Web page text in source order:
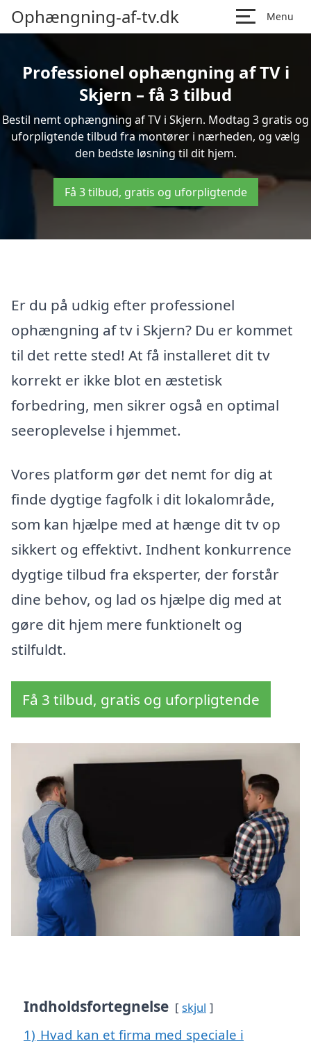
Ophængning-af-tv.dk Menu
Professionel ophængning af TV i
Skjern – få 3 tilbud
Bestil nemt ophængning af TV i Skjern. Modtag 3 gratis og
uforpligtende tilbud fra montører i nærheden, og vælg
den bedste løsning til dit hjem.
Få 3 tilbud, gratis og uforpligtende
Er du på udkig efter professionel
ophængning af tv i Skjern? Du er kommet
til det rette sted! At få installeret dit tv
korrekt er ikke blot en æstetisk
forbedring, men sikrer også en optimal
seeroplevelse i hjemmet.
Vores platform gør det nemt for dig at
finde dygtige fagfolk i dit lokalområde,
som kan hjælpe med at hænge dit tv op
sikkert og effektivt. Indhent konkurrence
dygtige tilbud fra eksperter, der forstår
dine behov, og lad os hjælpe dig med at
gøre dit hjem mere funktionelt og
stilfuldt.
Få 3 tilbud, gratis og uforpligtende
Indholdsfortegnelse skjul
1) Hvad kan et firma med speciale i